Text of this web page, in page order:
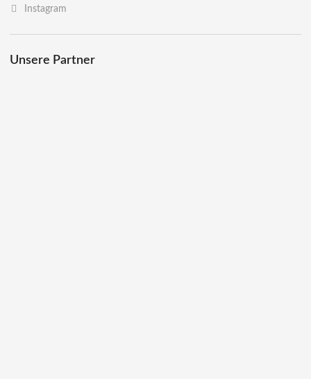
Instagram
Unsere Partner